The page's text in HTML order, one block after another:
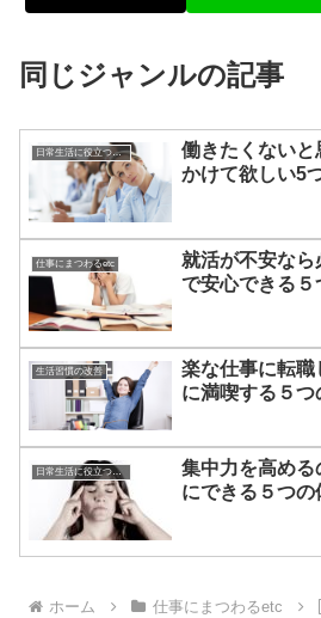
同じジャンルの記事
日常生活に役立つあれこれ
働きたくない
かけて欲しい5
仕事にまつわるetc
就活が不安な
で安心できる５
生活習慣の改善
楽な仕事に転
に満喫する５つ
日常生活に役立つあれこれ
集中力を高め
にできる５つの
ホーム 仕事にまつわるetc